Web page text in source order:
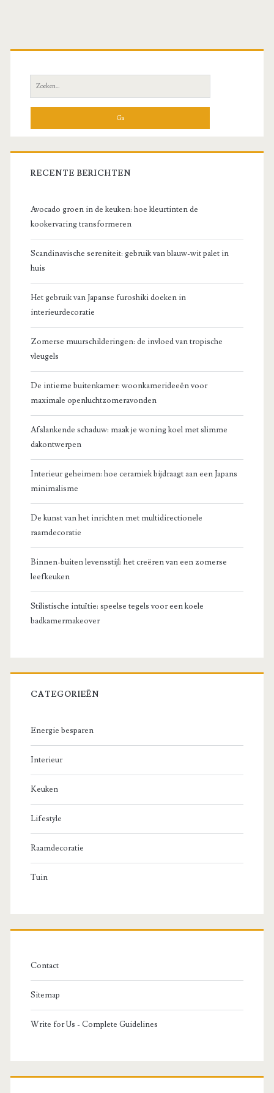
Primaire
zijbalk
Zoeken
naar:
RECENTE BERICHTEN
Avocado groen in de keuken: hoe kleurtinten de
kookervaring transformeren
Scandinavische sereniteit: gebruik van blauw-wit palet in
huis
Het gebruik van Japanse furoshiki doeken in
interieurdecoratie
Zomerse muurschilderingen: de invloed van tropische
vleugels
De intieme buitenkamer: woonkamerideeën voor
maximale openluchtzomeravonden
Afslankende schaduw: maak je woning koel met slimme
dakontwerpen
Interieur geheimen: hoe ceramiek bijdraagt aan een Japans
minimalisme
De kunst van het inrichten met multidirectionele
raamdecoratie
Binnen-buiten levensstijl: het creëren van een zomerse
leefkeuken
Stilistische intuïtie: speelse tegels voor een koele
badkamermakeover
CATEGORIEËN
Energie besparen
Interieur
Keuken
Lifestyle
Raamdecoratie
Tuin
Contact
Sitemap
Write for Us - Complete Guidelines